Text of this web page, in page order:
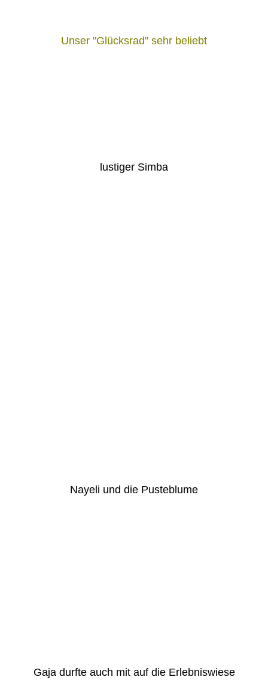
Unser "Glücksrad" sehr beliebt
lustiger Simba
Nayeli und die Pusteblume
Gaja durfte auch mit auf die Erlebniswiese